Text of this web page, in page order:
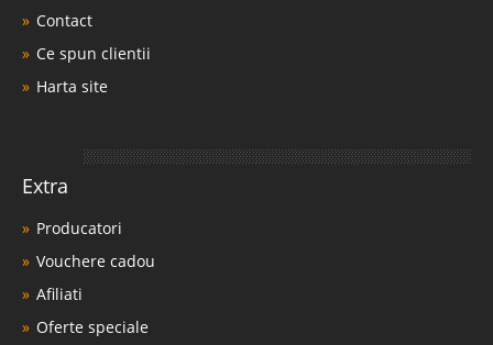
Contact
Ce spun clientii
Harta site
Extra
Producatori
Vouchere cadou
Afiliati
Oferte speciale